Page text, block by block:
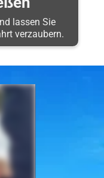
lassen Sie
verzaubern.